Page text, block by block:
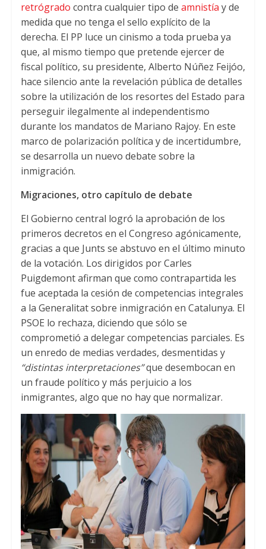
retrógrado contra cualquier tipo de amnistía y de
medida que no tenga el sello explícito de la
derecha. El PP luce un cinismo a toda prueba ya
que, al mismo tiempo que pretende ejercer de
fiscal político, su presidente, Alberto Núñez Feijóo,
hace silencio ante la revelación pública de detalles
sobre la utilización de los resortes del Estado para
perseguir ilegalmente al independentismo
durante los mandatos de Mariano Rajoy. En este
marco de polarización política y de incertidumbre,
se desarrolla un nuevo debate sobre la
inmigración.
Migraciones, otro capítulo de debate
El Gobierno central logró la aprobación de los
primeros decretos en el Congreso agónicamente,
gracias a que Junts se abstuvo en el último minuto
de la votación. Los dirigidos por Carles
Puigdemont afirman que como contrapartida les
fue aceptada la cesión de competencias integrales
a la Generalitat sobre inmigración en Catalunya. El
PSOE lo rechaza, diciendo que sólo se
comprometió a delegar competencias parciales. Es
un enredo de medias verdades, desmentidas y
“distintas interpretaciones”que desembocan en
un fraude político y más perjuicio a los
inmigrantes, algo que no hay que normalizar.